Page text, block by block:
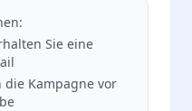
Sie eine
Kampagne vor